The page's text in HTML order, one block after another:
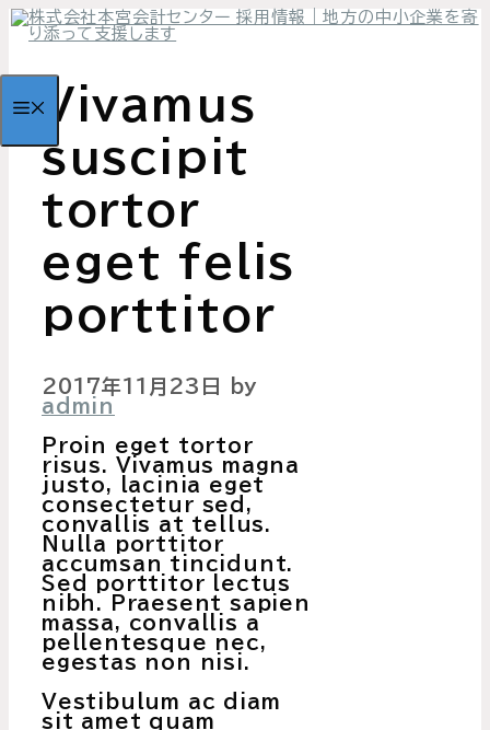
コ
ン
へ
MENU
Vivamus
suscipit
tortor
eget felis
porttitor
2017年11月23日
by
admin
Proin eget tortor
risus. Vivamus magna
justo, lacinia eget
consectetur sed,
convallis at tellus.
Nulla porttitor
accumsan tincidunt.
Sed porttitor lectus
nibh. Praesent sapien
massa, convallis a
pellentesque nec,
egestas non nisi.
Vestibulum ac diam
sit amet quam